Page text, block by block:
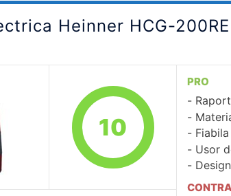
Heinner HCG-
10
PRO
Usor
CONTRA